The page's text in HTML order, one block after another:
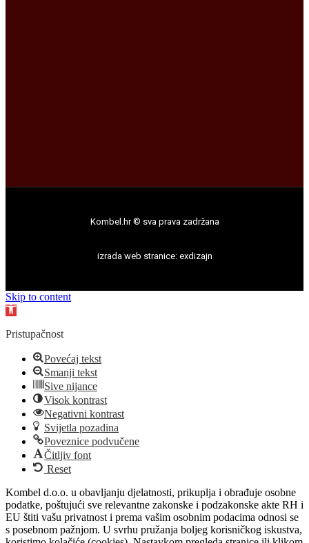
Kombel.hr © sva prava zadržana
izrada web stranice: exdizajn
Skip to content
Open
Pristupačnost
Povećaj tekst
Smanji tekst
Sive nijance
Visok kontrast
Negativni kontrast
Svijetla pozadina
Poveznice podvučene
Čitljiv font
Reset
Kombel d.o.o. u obavljanju djelatnosti, prikuplja i obrađuje osobne
podatke, poštujući sve relevantne zakonske i podzakonske akte RH i
EU štiti vašu privatnost i prema vašim osobnim podacima odnosi se
s posebnom pažnjom. U svrhu pružanja boljeg korisničkog iskustva,